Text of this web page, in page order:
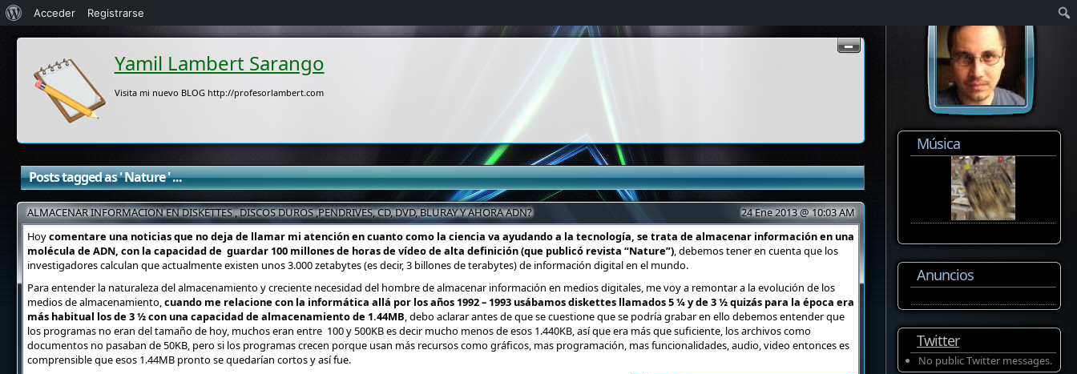
Yamil Lambert Sarango
Visita mi nuevo BLOG http://profesorlambert.com
Posts tagged as ' Nature ' ...
ALMACENAR INFORMACION EN DISKETTES , DISCOS DUROS ,PENDRIVES, CD, DVD, BLURAY Y AHORA ADN?
24 Ene 2013 @ 10:03 AM
Hoycomentare una noticias que no deja de llamar mi atención en cuanto como la ciencia va ayudando a la tecnología, se trata de almacenar información en una
molécula de ADN, con la capacidad de guardar 100 millones de horas de vídeo de alta definición (que publicó revista “Nature”), debemos tener en cuenta que los
investigadores calculan que actualmente existen unos 3.000 zetabytes (es decir, 3 billones de terabytes) de información digital en el mundo.
Para entender la naturaleza del almacenamiento y creciente necesidad del hombre de almacenar información en medios digitales, me voy a remontar a la evolución de los
medios de almacenamiento,cuando me relacione con la informática allá por los años 1992 – 1993 usábamos diskettes llamados 5 ¼ y de 3 ½ quizás para la época era
más habitual los de 3 ½ con una capacidad de almacenamiento de 1.44MB, debo aclarar antes de que se cuestione que se podría grabar en ello debemos entender que
los programas no eran del tamaño de hoy, muchos eran entre 100 y 500KB es decir mucho menos de esos 1.440KB, así que era más que suficiente, los archivos como
documentos no pasaban de 50KB, pero si los programas crecen porque usan más recursos como gráficos, mas programación, mas funcionalidades, audio, video entonces es
comprensible que esos 1.44MB pronto se quedarían cortos y así fue.
Música
Anuncios
Twitter
No public Twitter messages.
Acerca
de
WordPress
Acceder Registrarse